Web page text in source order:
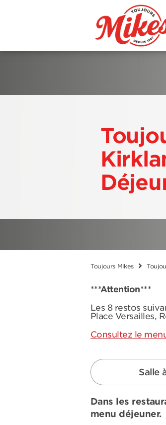
Toujours Mikes
***Attention***
Les 8 restos
Place Versailles,
Consultez le
Salle
Dans les
menu déjeuner.